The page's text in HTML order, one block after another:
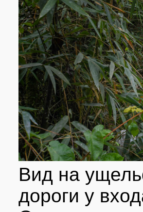
Вид на
дороги у